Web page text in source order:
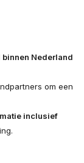
Nederland
om een
inclusief